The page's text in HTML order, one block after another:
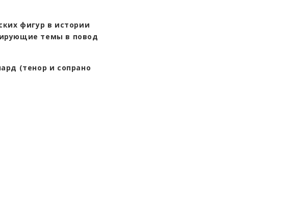
фигур в истории
темы в повод
(тенор и сопрано